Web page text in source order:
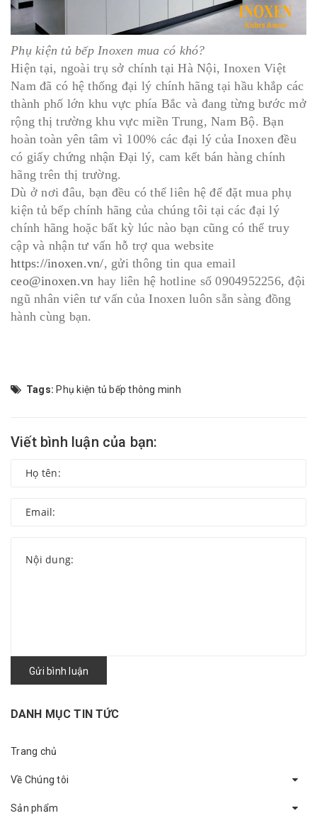
Phụ kiện tủ bếp Inoxen mua có khó?
Hiện tại, ngoài trụ sở chính tại Hà Nội, Inoxen Việt
Nam đã có hệ thống đại lý chính hãng tại hầu khắp các
thành phố lớn khu vực phía Bắc và đang từng bước mở
rộng thị trường khu vực miền Trung, Nam Bộ. Bạn
hoàn toàn yên tâm vì 100% các đại lý của Inoxen đều
có giấy chứng nhận Đại lý, cam kết bán hàng chính
hãng trên thị trường.
Dù ở nơi đâu, bạn đều có thể liên hệ để đặt mua phụ
kiện tủ bếp chính hãng của chúng tôi tại các đại lý
chính hãng hoặc bất kỳ lúc nào bạn cũng có thể truy
cập và nhận tư vấn hỗ trợ qua website
https://inoxen.vn/, gửi thông tin qua email
ceo@inoxen.vn hay liên hệ hotline số 0904952256, đội
ngũ nhân viên tư vấn của Inoxen luôn sẵn sàng đồng
hành cùng bạn.
Tags: Phụ kiện tủ bếp thông minh
Viết bình luận của bạn:
Gửi bình luận
DANH MỤC TIN TỨC
Trang chủ
Về Chúng tôi
Sản phẩm